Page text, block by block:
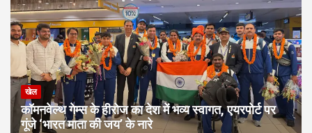
खेल
कॉमनवेल्थ गेम्स के हीरोज का देश में भव्य स्वागत, एयरपोर्ट पर
गूंजे ‘भारत माता की जय’ के नारे